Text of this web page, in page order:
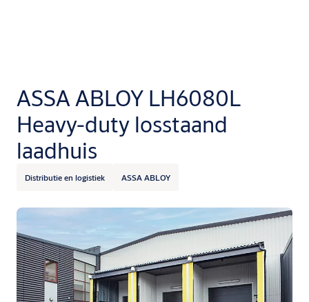
ASSA ABLOY LH6080L
Heavy-duty losstaand
laadhuis
Distributie en logistiek ASSA ABLOY